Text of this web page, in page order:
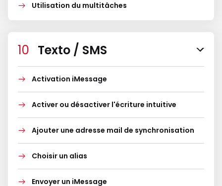
Utilisation du multitâches
Texto / SMS
Activation iMessage
Activer ou désactiver l'écriture intuitive
Ajouter une adresse mail de synchronisation
Choisir un alias
Envoyer un iMessage